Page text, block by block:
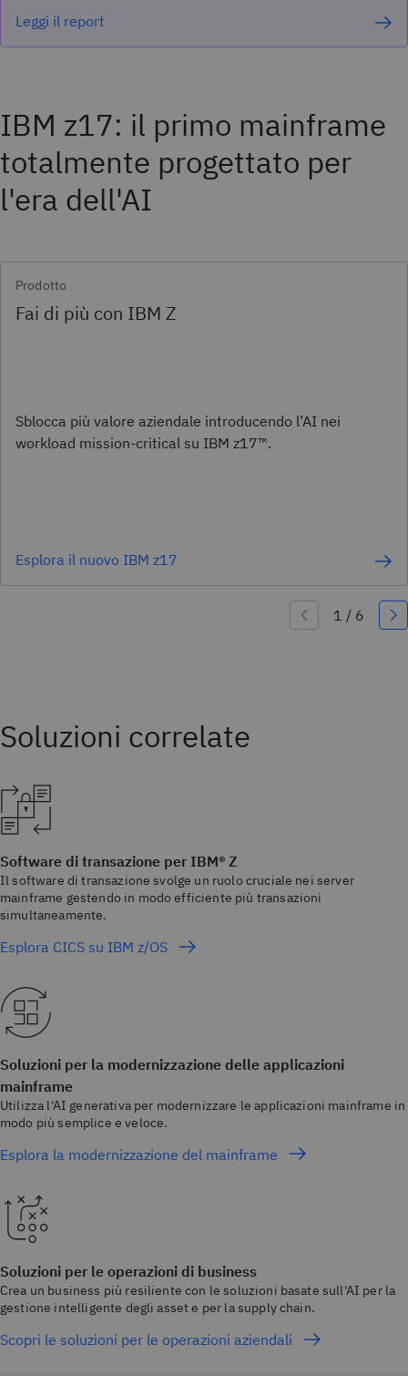
Leggi il report
IBM z17: il primo mainframe
totalmente progettato per
l'era dell'AI
Prodotto
Fai di più con IBM Z
Sblocca più valore aziendale introducendo l’AI nei
workload mission-critical su IBM z17™.
Esplora il nuovo IBM z17
Software di transazione per IBM® Z
Il software di transazione svolge un ruolo cruciale nei server
mainframe gestendo in modo efficiente più transazioni
simultaneamente.
Esplora CICS su IBM z/OS
Soluzioni per la modernizzazione delle applicazioni
mainframe
Utilizza l'AI generativa per modernizzare le applicazioni mainframe in
modo più semplice e veloce.
Esplora la modernizzazione del mainframe
Soluzioni per le operazioni di business
Crea un business più resiliente con le soluzioni basate sull'AI per la
gestione intelligente degli asset e per la supply chain.
Scopri le soluzioni per le operazioni aziendali